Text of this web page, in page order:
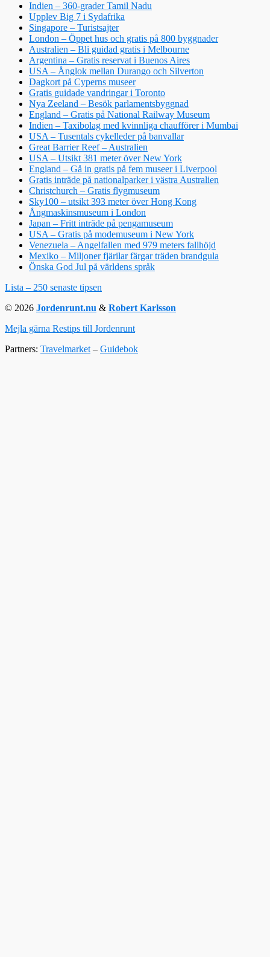
Indien – 360-grader Tamil Nadu
Upplev Big 7 i Sydafrika
Singapore – Turistsajter
London – Öppet hus och gratis på 800 byggnader
Australien – Bli guidad gratis i Melbourne
Argentina – Gratis reservat i Buenos Aires
USA – Ånglok mellan Durango och Silverton
Dagkort på Cyperns museer
Gratis guidade vandringar i Toronto
Nya Zeeland – Besök parlamentsbyggnad
England – Gratis på National Railway Museum
Indien – Taxibolag med kvinnliga chaufförer i Mumbai
USA – Tusentals cykelleder på banvallar
Great Barrier Reef – Australien
USA – Utsikt 381 meter över New York
England – Gå in gratis på fem museer i Liverpool
Gratis inträde på nationalparker i västra Australien
Christchurch – Gratis flygmuseum
Sky100 – utsikt 393 meter över Hong Kong
Ångmaskinsmuseum i London
Japan – Fritt inträde på pengamuseum
USA – Gratis på modemuseum i New York
Venezuela – Angelfallen med 979 meters fallhöjd
Mexiko – Miljoner fjärilar färgar träden brandgula
Önska God Jul på världens språk
Lista – 250 senaste tipsen
© 2026 Jordenrunt.nu & Robert Karlsson
Mejla gärna Restips till Jordenrunt
Partners: Travelmarket– Guidebok